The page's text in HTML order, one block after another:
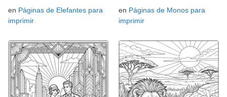
en Páginas de Elefantes para
imprimir
en Páginas de Monos para
imprimir